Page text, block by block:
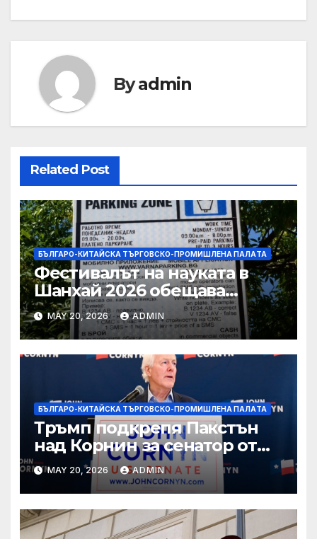
Byadmin
Related Post
БЪЛГАРО-КИТАЙСКА ТЪРГОВСКО-ПРОМИШЛЕНА ПАЛAТА
Фестивалът на науката в
Шанхай 2026 обещава
вълнуващи научно-
технологични иновации
MAY 20, 2026 ADMIN
БЪЛГАРО-КИТАЙСКА ТЪРГОВСКО-ПРОМИШЛЕНА ПАЛAТА
Тръмп подкрепя Пакстън
над Корнин за сенатор от
Тексас в шокираща
подкрепа
MAY 20, 2026 ADMIN